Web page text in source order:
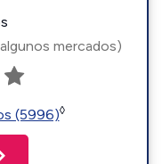
mercados)
(5996)◊